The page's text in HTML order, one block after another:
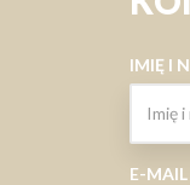
IMIĘ I
E-MAIL